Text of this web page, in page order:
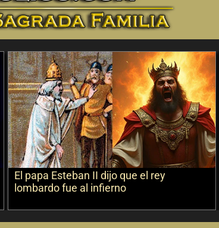
El papa Esteban II dijo que el rey
lombardo fue al infierno